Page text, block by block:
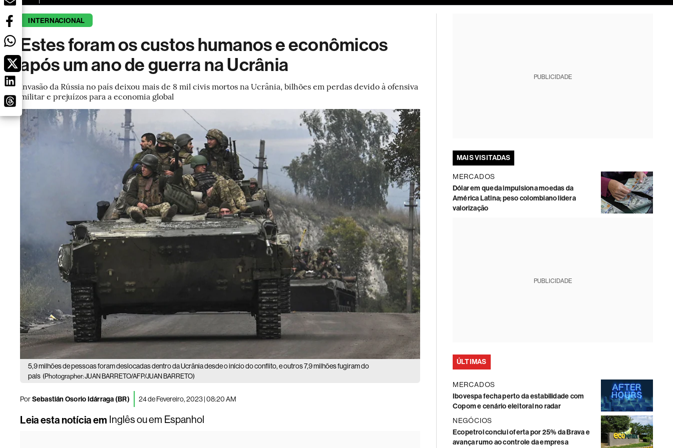
INTERNACIONAL
Estes foram os custos humanos e econômicos
após um ano de guerra na Ucrânia
Invasão da Rússia no país deixou mais de 8 mil civis mortos na Ucrânia, bilhões em perdas devido à ofensiva
militar e prejuízos para a economia global
5,9 milhões de pessoas foram deslocadas dentro da Ucrânia desde o início do conflito, e outros 7,9 milhões fugiram do
país (Photographer: JUAN BARRETO/AFP/JUAN BARRETO)
PorSebastián Osorio Idárraga (BR) 24 de Fevereiro, 2023 | 08:20 AM
Leia esta notícia em Inglêsou em Espanhol
PUBLICIDADE
MAIS VISITADAS
MERCADOS
Dólar em queda impulsiona moedas da
América Latina; peso colombiano lidera
valorização
PUBLICIDADE
ÚLTIMAS
MERCADOS
Ibovespa fecha perto da estabilidade com
Copom e cenário eleitoral no radar
NEGÓCIOS
Ecopetrol conclui oferta por 25% da Brava e
avança rumo ao controle da empresa